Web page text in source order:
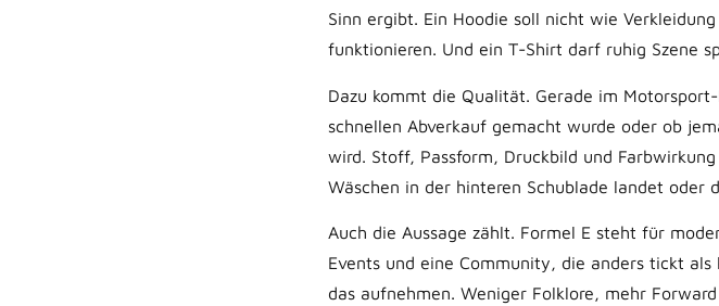
Sinn ergibt. Ein Hoodie soll nicht wie
funktionieren. Und ein T-Shirt darf ruhig Szene
Dazu kommt die Qualität. Gerade im
schnellen Abverkauf gemacht wurde oder ob
wird. Stoff, Passform, Druckbild und
Wäschen in der hinteren Schublade landet oder
Auch die Aussage zählt. Formel E steht für
Events und eine Community, die anders tickt
das aufnehmen. Weniger Folklore, mehr